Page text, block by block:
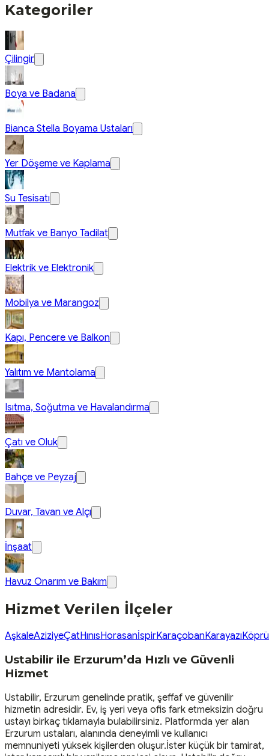
Kategoriler
Çilingir
Boya ve Badana
Bianca Stella Boyama Ustaları
Yer Döşeme ve Kaplama
Su Tesisatı
Mutfak ve Banyo Tadilat
Elektrik ve Elektronik
Mobilya ve Marangoz
Kapı, Pencere ve Balkon
Yalıtım ve Mantolama
Isıtma, Soğutma ve Havalandırma
Çatı ve Oluk
Bahçe ve Peyzaj
Duvar, Tavan ve Alçı
İnşaat
Havuz Onarım ve Bakım
Hizmet Verilen İlçeler
AşkaleAziziyeÇatHınısHorasanİspirKaraçobanKarayazı
Ustabilir ile Erzurum’da Hızlı ve Güvenli
Hizmet
Ustabilir, Erzurum genelinde pratik, şeffaf ve güvenilir
hizmetin adresidir. Ev, iş yeri veya ofis fark etmeksizin doğru
ustayı birkaç tıklamayla bulabilirsiniz. Platformda yer alan
Erzurum ustaları, alanında deneyimli ve kullanıcı
memnuniyeti yüksek kişilerden oluşur.İster küçük bir tamirat,